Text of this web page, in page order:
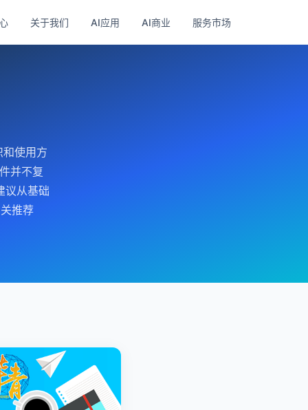
关于我们 AI应用 AI商业 服务市场
使用方
并不复
议从基础
推荐